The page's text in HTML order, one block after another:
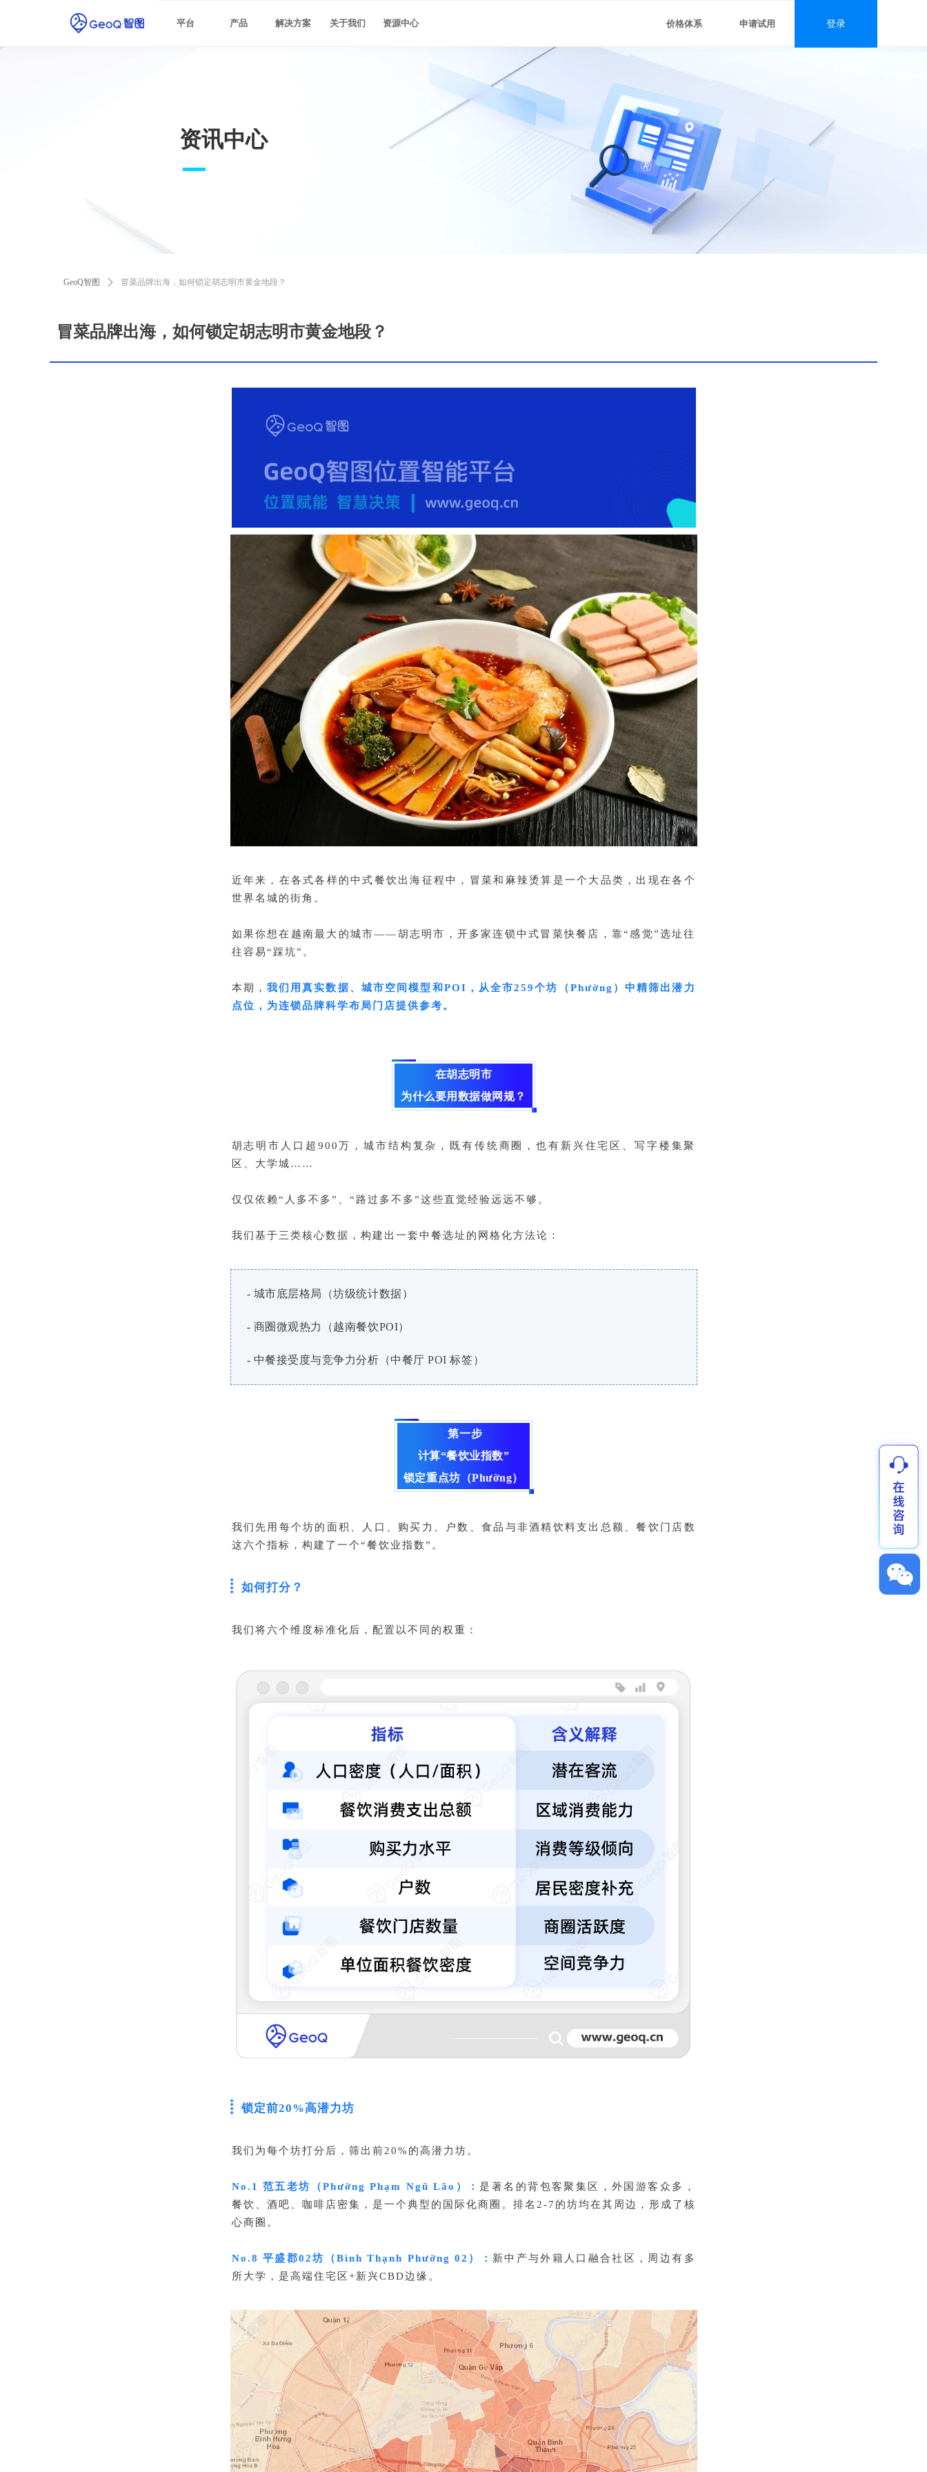
价格体系 申请试用 登录
产品 解决方案 关于我们
平台 资源中心
冒菜品牌出海，如何锁定胡志明市黄金地段？
近年来，在各式各样的中式餐饮出海征程中，冒菜和麻辣烫算是一个大品类，出现在各个
世界名城的街角。
如果你想在越南最大的城市——胡志明市，开多家连锁中式冒菜快餐店，靠“感觉”选址往
往容易“踩坑”。
本期， 我们用真实数据、城市空间模型和POI，从全市259个坊（Phường）中精筛出潜力
点位，为连锁品牌科学布局门店提供参考。
在胡志明市
为什么要用数据做网规？
胡志明市人口超900万，城市结构复杂，既有传统商圈，也有新兴住宅区、写字楼集聚
区、大学城……
仅仅依赖“人多不多”、“路过多不多”这些直觉经验远远不够。
我们基于三类核心数据，构建出一套中餐选址的网格化方法论：
- 城市底层格局（坊级统计数据）
- 商圈微观热力（越南餐饮POI）
- 中餐接受度与竞争力分析（中餐厅 POI 标签）
第一步
计算“餐饮业指数”
锁定重点坊（Phường）
我们先用每个坊的面积、人口、购买力、户数、食品与非酒精饮料支出总额、餐饮门店数
这六个指标，构建了一个“餐饮业指数”。
如何打分？
我们将六个维度标准化后，配置以不同的权重：
锁定前20%高潜力坊
我们为每个坊打分后，筛出前20%的高潜力坊。
No.1 范五老坊（Phường Phạm Ngũ Lão）： 是著名的背包客聚集区，外国游客众多，
餐饮、酒吧、咖啡店密集，是一个典型的国际化商圈。排名2-7的坊均在其周边，形成了核
心商圈。
No.8 平盛郡02坊（Bình Thạnh Phường 02）： 新中产与外籍人口融合社区，周边有多
所大学，是高端住宅区+新兴CBD边缘。
资讯中心
GeoQ智图 ꄲ 冒菜品牌出海，如何锁定胡志明市黄金地段？
ꀥ